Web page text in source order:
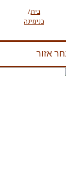
בית/
בנימינה